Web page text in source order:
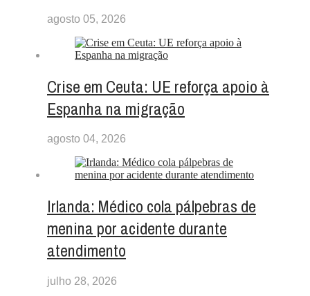
agosto 05, 2026
Crise em Ceuta: UE reforça apoio à
Espanha na migração
agosto 04, 2026
Irlanda: Médico cola pálpebras de
menina por acidente durante
atendimento
julho 28, 2026